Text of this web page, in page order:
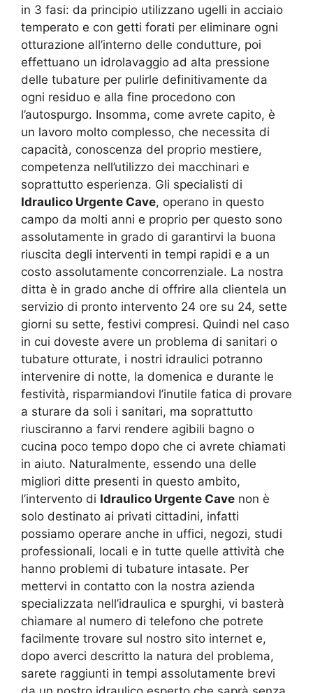
in 3 fasi: da principio utilizzano ugelli in acciaio
temperato e con getti forati per eliminare ogni
otturazione all’interno delle condutture, poi
effettuano un idrolavaggio ad alta pressione
delle tubature per pulirle definitivamente da
ogni residuo e alla fine procedono con
l’autospurgo. Insomma, come avrete capito, è
un lavoro molto complesso, che necessita di
capacità, conoscenza del proprio mestiere,
competenza nell’utilizzo dei macchinari e
soprattutto esperienza. Gli specialisti di
Idraulico Urgente Cave, operano in questo
campo da molti anni e proprio per questo sono
assolutamente in grado di garantirvi la buona
riuscita degli interventi in tempi rapidi e a un
costo assolutamente concorrenziale. La nostra
ditta è in grado anche di offrire alla clientela un
servizio di pronto intervento 24 ore su 24, sette
giorni su sette, festivi compresi. Quindi nel caso
in cui doveste avere un problema di sanitari o
tubature otturate, i nostri idraulici potranno
intervenire di notte, la domenica e durante le
festività, risparmiandovi l’inutile fatica di provare
a sturare da soli i sanitari, ma soprattutto
riusciranno a farvi rendere agibili bagno o
cucina poco tempo dopo che ci avrete chiamati
in aiuto. Naturalmente, essendo una delle
migliori ditte presenti in questo ambito,
l’intervento di Idraulico Urgente Cave non è
solo destinato ai privati cittadini, infatti
possiamo operare anche in uffici, negozi, studi
professionali, locali e in tutte quelle attività che
hanno problemi di tubature intasate. Per
mettervi in contatto con la nostra azienda
specializzata nell’idraulica e spurghi, vi basterà
chiamare al numero di telefono che potrete
facilmente trovare sul nostro sito internet e,
dopo averci descritto la natura del problema,
sarete raggiunti in tempi assolutamente brevi